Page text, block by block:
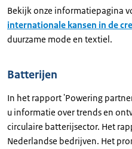
Bekijk onze informatiepagina
internationale kansen in de
duurzame mode en textiel.
Batterijen
In het rapport 'Powering
u informatie over trends en
circulaire batterijsector. Het
Nederlandse bedrijven. Het